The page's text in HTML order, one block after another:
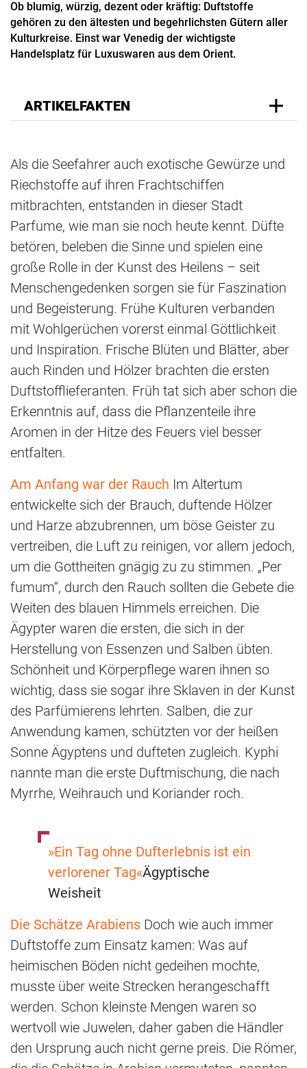
Ob blumig, würzig, dezent oder kräftig: Duftstoffe
gehören zu den ältesten und begehrlichsten Gütern aller
Kulturkreise. Einst war Venedig der wichtigste
Handelsplatz für Luxuswaren aus dem Orient.
ARTIKELFAKTEN
Als die Seefahrer auch exotische Gewürze und
Riechstoffe auf ihren Frachtschiffen
mitbrachten, entstanden in dieser Stadt
Parfume, wie man sie noch heute kennt. Düfte
betören, beleben die Sinne und spielen eine
große Rolle in der Kunst des Heilens – seit
Menschengedenken sorgen sie für Faszination
und Begeisterung. Frühe Kulturen verbanden
mit Wohlgerüchen vorerst einmal Göttlichkeit
und Inspiration. Frische Blüten und Blätter, aber
auch Rinden und Hölzer brachten die ersten
Duftstofflieferanten. Früh tat sich aber schon die
Erkenntnis auf, dass die Pflanzenteile ihre
Aromen in der Hitze des Feuers viel besser
entfalten.
Am Anfang war der Rauch Im Altertum
entwickelte sich der Brauch, duftende Hölzer
und Harze abzubrennen, um böse Geister zu
vertreiben, die Luft zu reinigen, vor allem jedoch,
um die Gottheiten gnägig zu zu stimmen. „Per
fumum“, durch den Rauch sollten die Gebete die
Weiten des blauen Himmels erreichen. Die
Ägypter waren die ersten, die sich in der
Herstellung von Essenzen und Salben übten.
Schönheit und Körperpflege waren ihnen so
wichtig, dass sie sogar ihre Sklaven in der Kunst
des Parfümierens lehrten. Salben, die zur
Anwendung kamen, schützten vor der heißen
Sonne Ägyptens und dufteten zugleich. Kyphi
nannte man die erste Duftmischung, die nach
Myrrhe, Weihrauch und Koriander roch.
»Ein Tag ohne Dufterlebnis ist ein
verlorener Tag«Ägyptische
Weisheit
Die Schätze Arabiens Doch wie auch immer
Duftstoffe zum Einsatz kamen: Was auf
heimischen Böden nicht gedeihen mochte,
musste über weite Strecken herangeschafft
werden. Schon kleinste Mengen waren so
wertvoll wie Juwelen, daher gaben die Händler
den Ursprung auch nicht gerne preis. Die Römer,